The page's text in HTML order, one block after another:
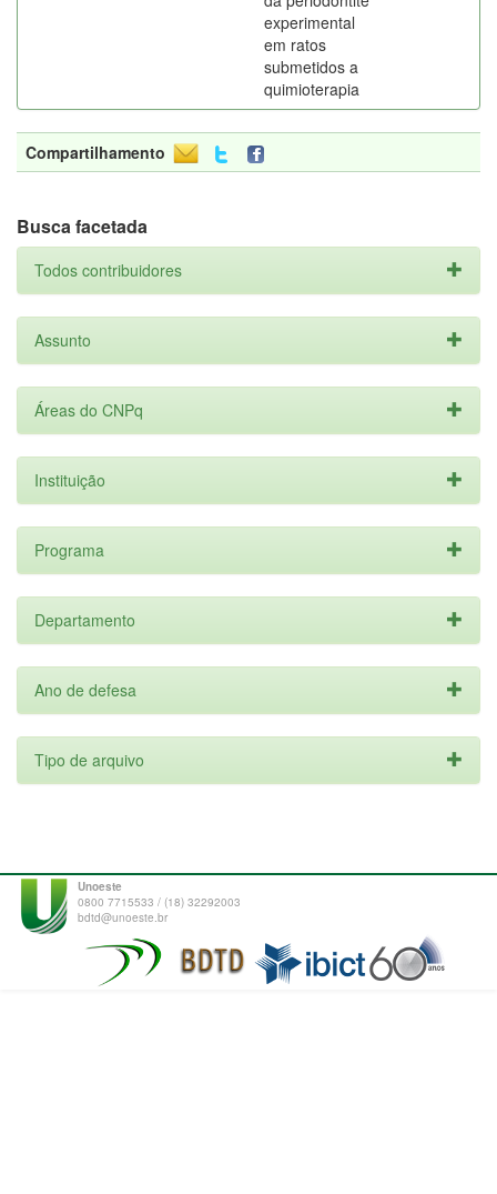
experimental
em ratos
submetidos a
quimioterapia
Compartilhamento
Busca facetada
Todos contribuidores
Assunto
Áreas do CNPq
Instituição
Programa
Departamento
Ano de defesa
Tipo de arquivo
Unoeste
0800 7715533 / (18) 32292003
bdtd@unoeste.br